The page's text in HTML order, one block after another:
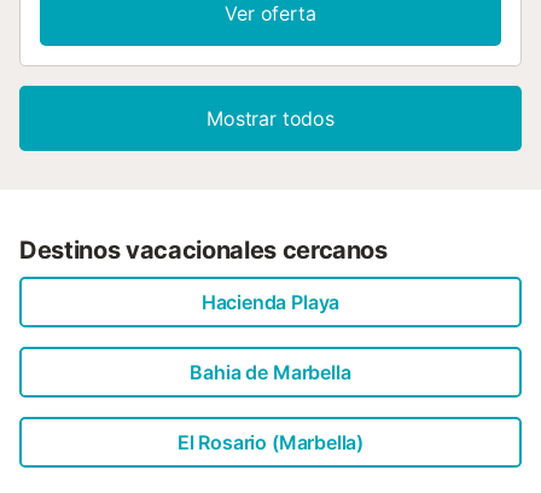
Ver oferta
Mostrar todos
Destinos vacacionales cercanos
Hacienda Playa
Bahia de Marbella
El Rosario (Marbella)